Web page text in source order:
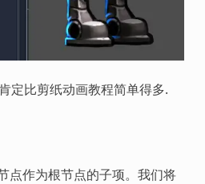
定比剪纸动画教程简单得多.
点作为根节点的子项。我们将